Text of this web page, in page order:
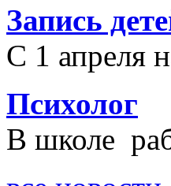
Запись
С 1 апреля
Психолог
В школе